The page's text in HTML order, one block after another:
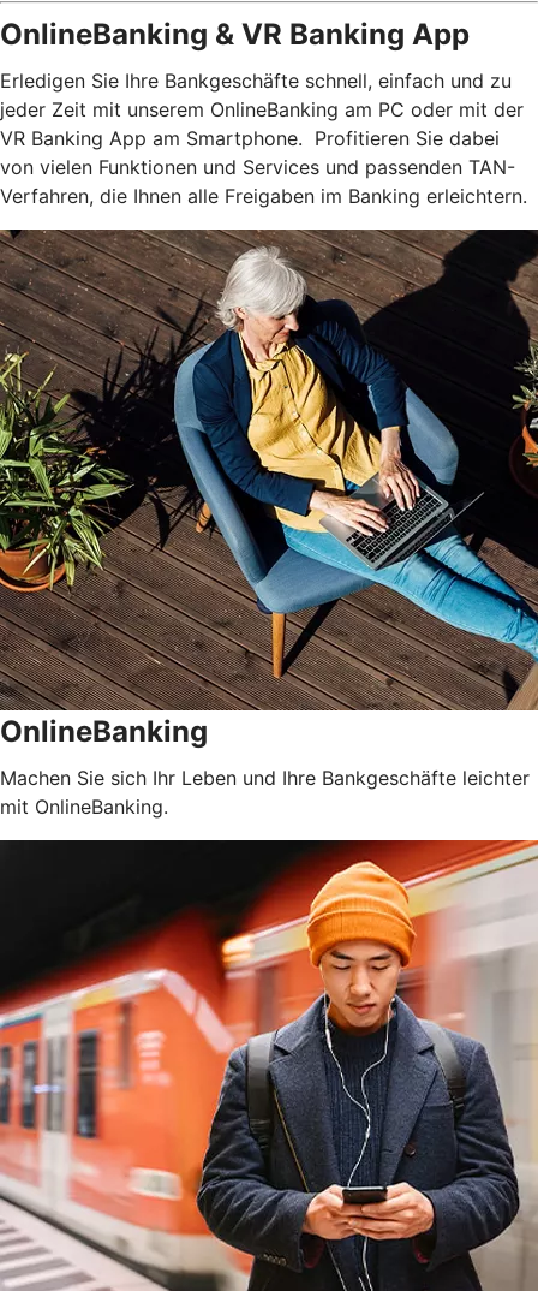
OnlineBanking & VR Banking App
Erledigen Sie Ihre Bankgeschäfte schnell, einfach und zu
jeder Zeit mit unserem OnlineBanking am PC oder mit der
VR Banking App am Smartphone. Profitieren Sie dabei
von vielen Funktionen und Services und passenden TAN-
Verfahren, die Ihnen alle Freigaben im Banking erleichtern.
OnlineBanking
Machen Sie sich Ihr Leben und Ihre Bankgeschäfte leichter
mit OnlineBanking.